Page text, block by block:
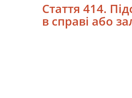
Стаття 414.
в справі або